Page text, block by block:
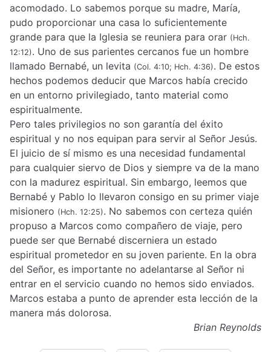
acomodado. Lo sabemos porque su madre, María,
pudo proporcionar una casa lo suficientemente
grande para que la Iglesia se reuniera para orar (Hch.
12:12). Uno de sus parientes cercanos fue un hombre
llamado Bernabé, un levita (Col. 4:10; Hch. 4:36). De estos
hechos podemos deducir que Marcos había crecido
en un entorno privilegiado, tanto material como
espiritualmente.
Pero tales privilegios no son garantía del éxito
espiritual y no nos equipan para servir al Señor Jesús.
El juicio de sí mismo es una necesidad fundamental
para cualquier siervo de Dios y siempre va de la mano
con la madurez espiritual. Sin embargo, leemos que
Bernabé y Pablo lo llevaron consigo en su primer viaje
misionero (Hch. 12:25). No sabemos con certeza quién
propuso a Marcos como compañero de viaje, pero
puede ser que Bernabé discerniera un estado
espiritual prometedor en su joven pariente. En la obra
del Señor, es importante no adelantarse al Señor ni
entrar en el servicio cuando no hemos sido enviados.
Marcos estaba a punto de aprender esta lección de la
manera más dolorosa.
Brian Reynolds